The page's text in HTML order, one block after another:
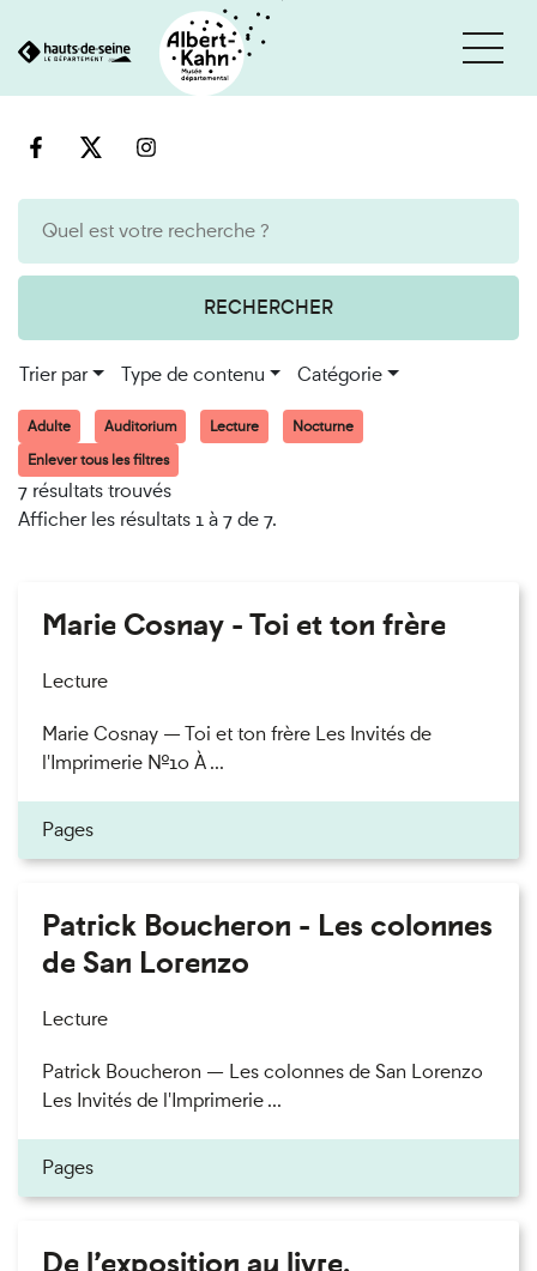
au
RECHERCHER
Trier par Type de contenu Catégorie
Adulte Auditorium Lecture
Nocturne
Enlever tous les filtres
7 résultats trouvés
Afficher les résultats 1 à 7 de 7.
Marie Cosnay - Toi et ton frère
Lecture
Marie Cosnay — Toi et ton frère Les Invités de
l'Imprimerie n°10 À ...
Pages
Patrick Boucheron - Les colonnes
de San Lorenzo
Lecture
Patrick Boucheron — Les colonnes de San Lorenzo
Les Invités de l'Imprimerie ...
Pages
De l’exposition au livre.
Cookies et traceurs utilisés sur ce site